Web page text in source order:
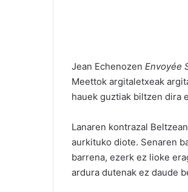
Jean Echenozen Envoyée
Meettok argitaletxeak
hauek guztiak biltzen dira
Lanaren kontrazal
aurkituko diote. Senaren
barrena, ezerk ez lioke
ardura dutenak ez daude